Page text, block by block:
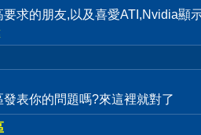
求的朋友,以及喜愛ATI,Nvidia顯
表你的問題嗎?來這裡就對了